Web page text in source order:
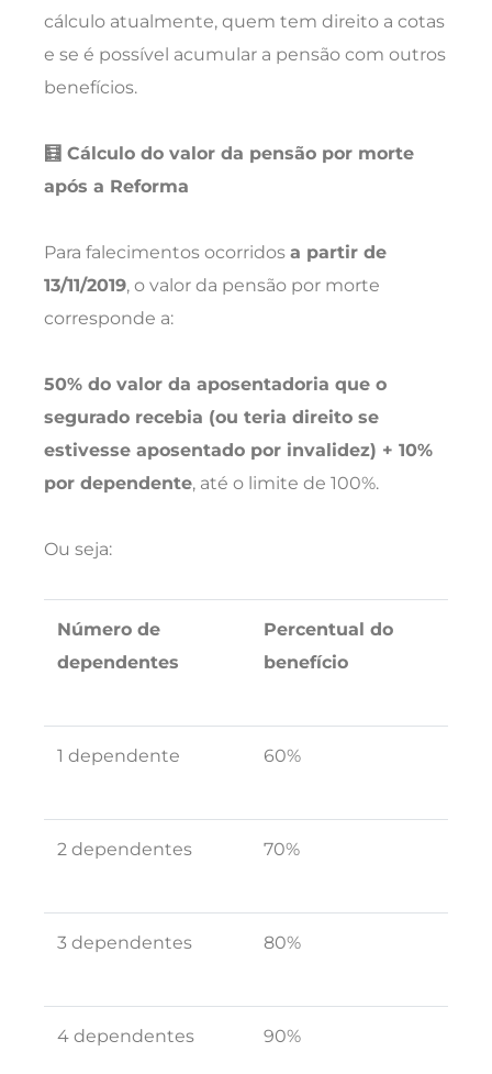
cálculo atualmente, quem tem direito a cotas
e se é possível acumular a pensão com outros
benefícios.
🧮 Cálculo do valor da pensão por morte
após a Reforma
Para falecimentos ocorridos a partir de
13/11/2019, o valor da pensão por morte
corresponde a:
50% do valor da aposentadoria que o
segurado recebia (ou teria direito se
estivesse aposentado por invalidez) + 10%
por dependente, até o limite de 100%.
Ou seja:
Número de
dependentes
Percentual do
benefício
1 dependente 60%
2 dependentes 70%
3 dependentes 80%
4 dependentes 90%